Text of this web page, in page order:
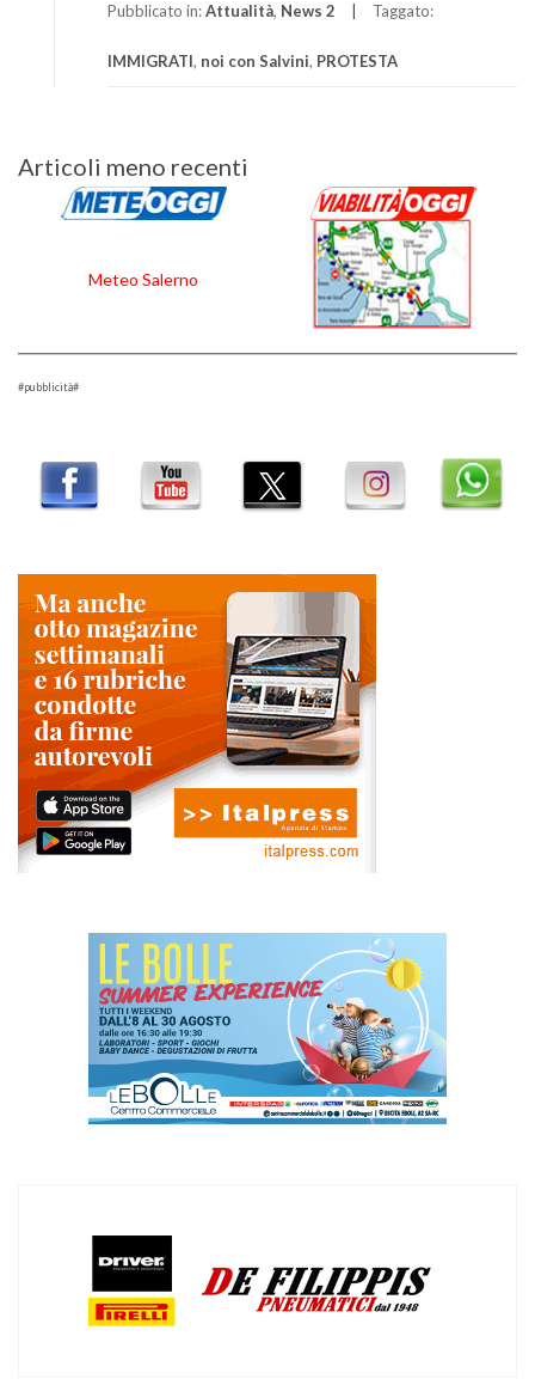
Pubblicato in:Attualità, News 2 Taggato:
IMMIGRATI, noi con Salvini, PROTESTA
Navigazione
articoli
Articoli meno recenti
Meteo Salerno
#pubblicità#